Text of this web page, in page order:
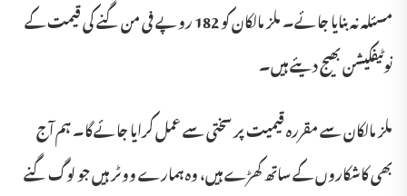
مسئلہ نہ بنایا جائے۔ ملز مالکان کو 182 روپے فی من گنے کی قیمت کے
نوٹیفکیشن بھیج دیئے ہیں۔
ملز مالکان سے مقررہ قیمیت پر سختی سے عمل کرایا جائے گا۔ ہم آج
بھی کاشکاروں کے ساتھ کھڑے ہیں، وہ ہمارے ووٹر ہیں جو لوگ گنے